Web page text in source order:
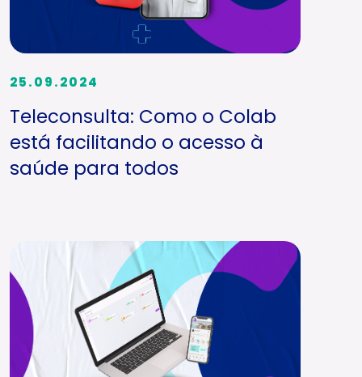
25.09.2024
Teleconsulta: Como o Colab
está facilitando o acesso à
saúde para todos